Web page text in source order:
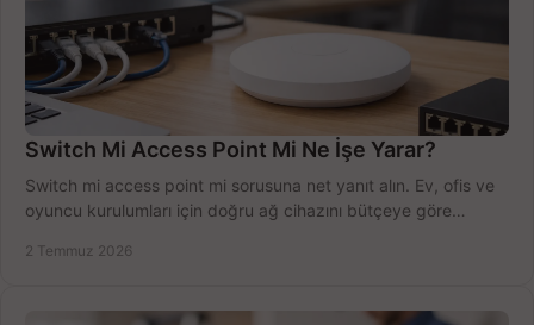
Switch Mi Access Point Mi Ne İşe Yarar?
Switch mi access point mi sorusuna net yanıt alın. Ev, ofis ve
oyuncu kurulumları için doğru ağ cihazını bütçeye göre
2 Temmuz 2026